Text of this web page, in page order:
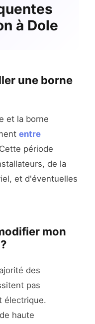
à Dole
une borne
et la borne
entre
période
de la
et d'éventuelles
mon
des
pas
électrique.
haute